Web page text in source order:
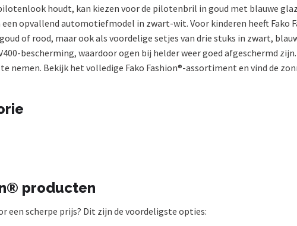
houdt, kan kiezen voor de pilotenbril in goud met blauwe
opvallend automotiefmodel in zwart-wit. Voor kinderen heeft Fako
of rood, maar ook als voordelige setjes van drie stuks in zwart,
bescherming, waardoor ogen bij helder weer goed afgeschermd
nemen. Bekijk het volledige Fako Fashion®-assortiment en vind de
producten
een scherpe prijs? Dit zijn de voordeligste opties: